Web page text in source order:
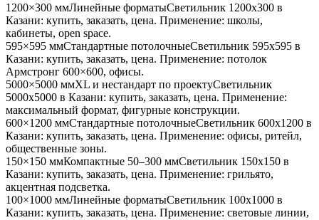
1200×300 ммЛинейные форматыСветильник 1200x300 в
Казани: купить, заказать, цена. Применение: школы,
кабинеты, open space.
595×595 ммСтандартные потолочныеСветильник 595x595 в
Казани: купить, заказать, цена. Применение: потолок
Армстронг 600×600, офисы.
5000×5000 ммXL и нестандарт по проектуСветильник
5000x5000 в Казани: купить, заказать, цена. Применение:
максимальный формат, фигурные конструкции.
600×1200 ммСтандартные потолочныеСветильник 600x1200 в
Казани: купить, заказать, цена. Применение: офисы, ритейл,
общественные зоны.
150×150 ммКомпактные 50–300 ммСветильник 150x150 в
Казани: купить, заказать, цена. Применение: грильято,
акцентная подсветка.
100×1000 ммЛинейные форматыСветильник 100x1000 в
Казани: купить, заказать, цена. Применение: световые линии,